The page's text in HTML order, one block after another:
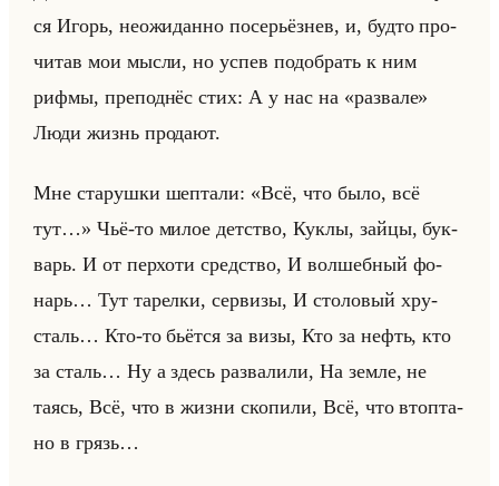
ся Игорь, неожи­дан­но по­се­рьёз­нев, и, будто про­
чи­тав мои мысли, но успев по­до­брать к ним
рифмы, пре­под­нёс стих: А у нас на «развале»
Люди жизнь про­да­ют.
Мне ста­руш­ки шеп­та­ли: «Всё, что было, всё
тут…» Чьё-то милое дет­ство, Куклы, зайцы, бук­
варь. И от пер­хо­ти сред­ство, И вол­шеб­ный фо­
нарь… Тут та­рел­ки, сер­ви­зы, И сто­ло­вый хру­
сталь… Кто-то бьёт­ся за визы, Кто за нефть, кто
за сталь… Ну а здесь раз­ва­ли­ли, На земле, не
таясь, Всё, что в жизни ско­пи­ли, Всё, что втоп­та­
но в грязь…